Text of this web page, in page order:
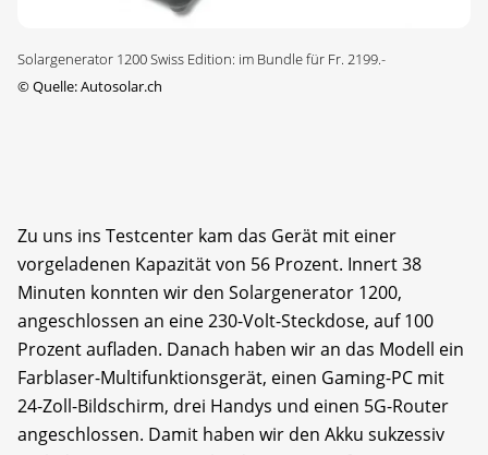
Solargenerator 1200 Swiss Edition: im Bundle für Fr. 2199.-
©Quelle: Autosolar.ch
Zu uns ins Testcenter kam das Gerät mit einer
vorgeladenen Kapazität von 56 Prozent. Innert 38
Minuten konnten wir den Solargenerator 1200,
angeschlossen an eine 230-Volt-Steckdose, auf 100
Prozent aufladen. Danach haben wir an das Modell ein
Farblaser-Multifunktionsgerät, einen Gaming-PC mit
24-Zoll-Bildschirm, drei Handys und einen 5G-Router
angeschlossen. Damit haben wir den Akku sukzessiv